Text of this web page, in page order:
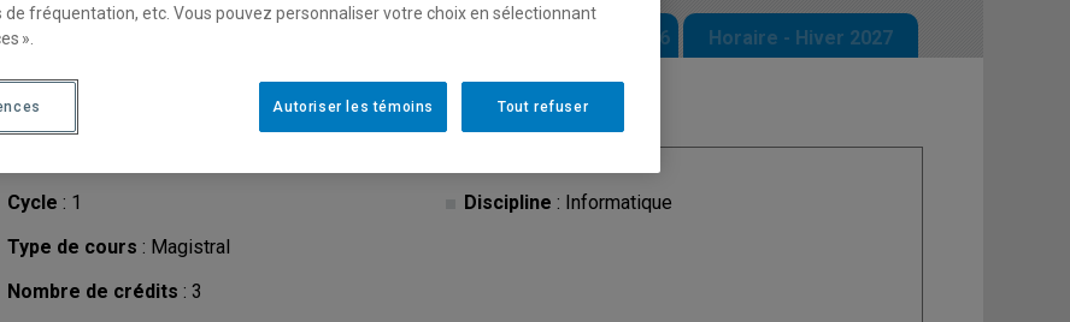
Description Horaire - Automne 2026 Horaire - Hiver 2027
Cycle : 1
Type de cours : Magistral
Nombre de crédits : 3
Discipline : Informatique
fréquentation, etc. Vous pouvez personnaliser votre choix en sélectionnant
».
Tout refuser
Autoriser les témoins